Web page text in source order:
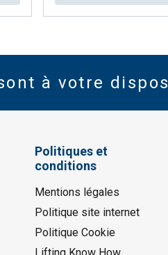
à votre
Politiques et
conditions
Mentions légales
Politique site internet
Politique Cookie